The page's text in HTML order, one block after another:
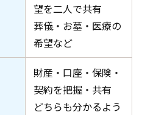
望を二人で共有
葬儀・お墓・医療の
希望など
財産・口座・保険・
契約を把握・共有
どちらも分かるよう